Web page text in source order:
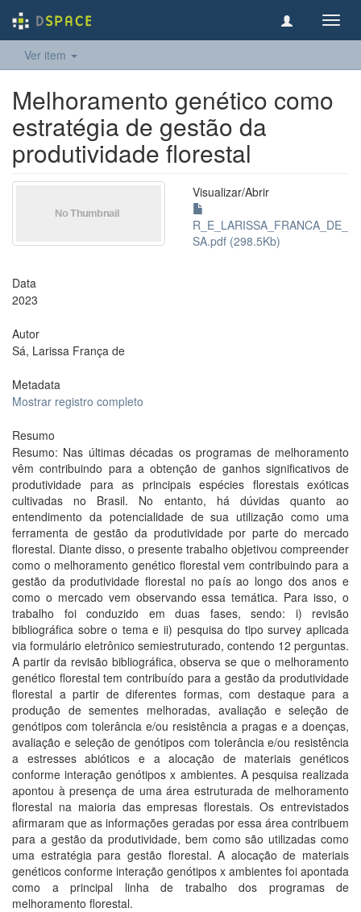
Ver item
Melhoramento genético como
estratégia de gestão da
produtividade florestal
Visualizar/Abrir
R_E_LARISSA_FRANCA_DE_
SA.pdf (298.5Kb)
Data
2023
Autor
Sá, Larissa França de
Metadata
Mostrar registro completo
Resumo
Resumo: Nas últimas décadas os programas de melhoramento
vêm contribuindo para a obtenção de ganhos significativos de
produtividade para as principais espécies florestais exóticas
cultivadas no Brasil. No entanto, há dúvidas quanto ao
entendimento da potencialidade de sua utilização como uma
ferramenta de gestão da produtividade por parte do mercado
florestal. Diante disso, o presente trabalho objetivou compreender
como o melhoramento genético florestal vem contribuindo para a
gestão da produtividade florestal no país ao longo dos anos e
como o mercado vem observando essa temática. Para isso, o
trabalho foi conduzido em duas fases, sendo: i) revisão
bibliográfica sobre o tema e ii) pesquisa do tipo survey aplicada
via formulário eletrônico semiestruturado, contendo 12 perguntas.
A partir da revisão bibliográfica, observa se que o melhoramento
genético florestal tem contribuído para a gestão da produtividade
florestal a partir de diferentes formas, com destaque para a
produção de sementes melhoradas, avaliação e seleção de
genótipos com tolerância e/ou resistência a pragas e a doenças,
avaliação e seleção de genótipos com tolerância e/ou resistência
a estresses abióticos e a alocação de materiais genéticos
conforme interação genótipos x ambientes. A pesquisa realizada
apontou à presença de uma área estruturada de melhoramento
florestal na maioria das empresas florestais. Os entrevistados
afirmaram que as informações geradas por essa área contribuem
para a gestão da produtividade, bem como são utilizadas como
uma estratégia para gestão florestal. A alocação de materiais
genéticos conforme interação genótipos x ambientes foi apontada
como a principal linha de trabalho dos programas de
melhoramento florestal.